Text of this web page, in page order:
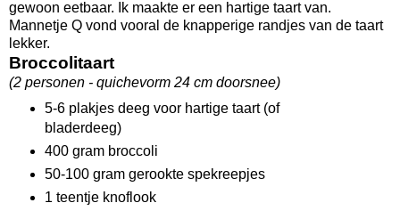
gewoon eetbaar. Ik maakte er een hartige taart van.
Mannetje Q vond vooral de knapperige randjes van de taart
lekker.
Broccolitaart
(2 personen - quichevorm 24 cm doorsnee)
5-6 plakjes deeg voor hartige taart (of
bladerdeeg)
400 gram broccoli
50-100 gram gerookte spekreepjes
1 teentje knoflook